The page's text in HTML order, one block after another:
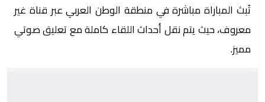
تُبث المباراة مباشرة في منطقة الوطن العربي عبر قناة غير
معروف، حيث يتم نقل أحداث اللقاء كاملة مع تعليق صوتي
مميز.